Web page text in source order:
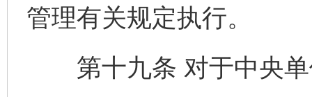
管理有关规定执行。
第十九条 对于中央单